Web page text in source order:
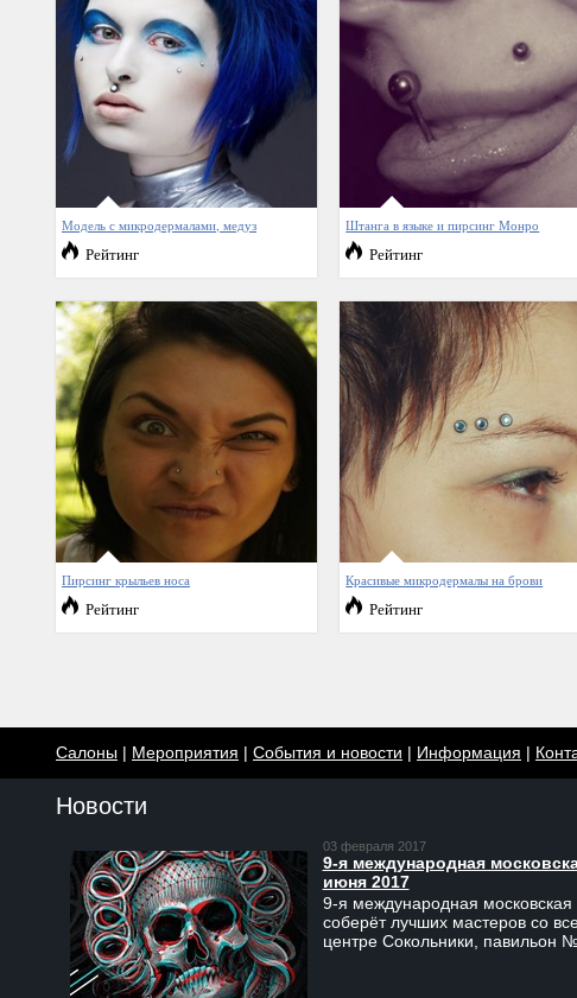
Модель с микродермалами, медуз
Рейтинг
Штанга в языке и пирсинг Монро
Рейтинг
Пирсинг крыльев носа
Рейтинг
Красивые микродермалы на брови
Рейтинг
Салоны | Мероприятия | События и новости | Информация |
Новости
03 февраля 2017
9-я международная
июня 2017
9-я международная московская
соберёт лучших мастеров со
центре Сокольники, павильон